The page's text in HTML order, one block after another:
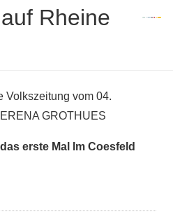
Rheine
Volkszeitung vom 04.
GROTHUES
erste Mal Im Coesfeld